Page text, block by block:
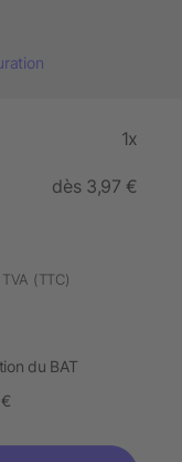
1x
dès 3,97 €
(TTC)
du BAT